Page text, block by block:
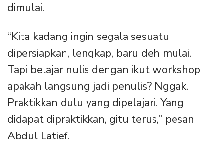
dimulai.
“Kita kadang ingin segala sesuatu
dipersiapkan, lengkap, baru deh mulai.
Tapi belajar nulis dengan ikut workshop
apakah langsung jadi penulis? Nggak.
Praktikkan dulu yang dipelajari. Yang
didapat dipraktikkan, gitu terus,” pesan
Abdul Latief.